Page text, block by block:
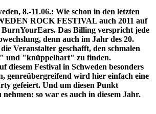
8.-11.06.: Wie schon in den letzten
ROCK FESTIVAL auch 2011 auf
BurnYourEars. Das Billing verspricht jede
denn auch im Jahr des 20.
Veranstalter geschafft, den schmalen
und "knüppelhart" zu finden.
diesem Festival in Schweden besonders
genreübergreifend wird hier einfach eine
gefeiert. Und um diesen Punkt
so war es auch in diesem Jahr.